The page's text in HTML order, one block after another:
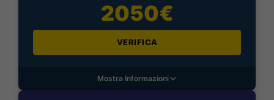
2050€
VERIFICA
Mostra Informazioni